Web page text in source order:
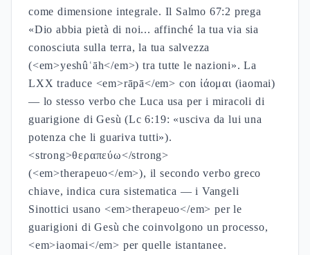
come dimensione integrale. Il Salmo 67:2 prega
«Dio abbia pietà di noi... affinché la tua via sia
conosciuta sulla terra, la tua salvezza
(<em>yeshûʿāh</em>) tra tutte le nazioni». La
LXX traduce <em>rāpā</em> con ἰάομαι (iaomai)
— lo stesso verbo che Luca usa per i miracoli di
guarigione di Gesù (Lc 6:19: «usciva da lui una
potenza che li guariva tutti»).
<strong>θεραπεύω</strong>
(<em>therapeuo</em>), il secondo verbo greco
chiave, indica cura sistematica — i Vangeli
Sinottici usano <em>therapeuo</em> per le
guarigioni di Gesù che coinvolgono un processo,
<em>iaomai</em> per quelle istantanee.